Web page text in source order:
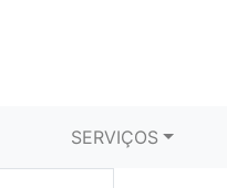
SERVIÇOS